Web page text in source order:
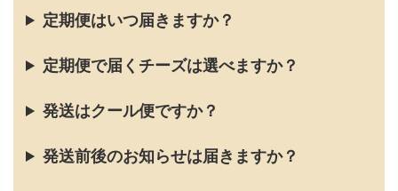
定期便はいつ届きますか？
定期便で届くチーズは選べますか？
発送はクール便ですか？
発送前後のお知らせは届きますか？